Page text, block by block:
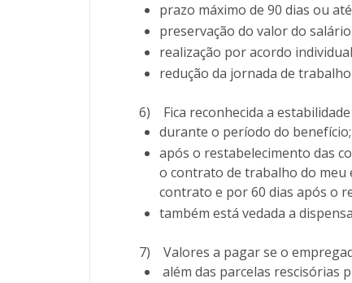
prazo máximo de 90 dias ou
preservação do valor do
realização por acordo
redução da jornada de
6) Fica reconhecida a
durante o período do benefício;
após o restabelecimento das
o contrato de trabalho do meu
contrato e por 60 dias após o
também está vedada a
7) Valores a pagar se o
além das parcelas rescisórias